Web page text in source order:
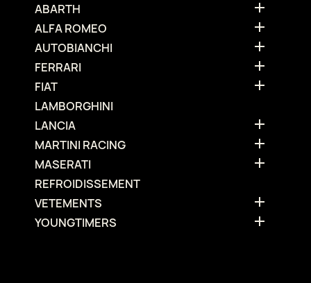
ABARTH 
ALFA ROMEO 
AUTOBIANCHI 
FERRARI 
FIAT 
LAMBORGHINI
LANCIA

MARTINI RACING 
MASERATI 
REFROIDISSEMENT
VETEMENTS

YOUNGTIMERS 